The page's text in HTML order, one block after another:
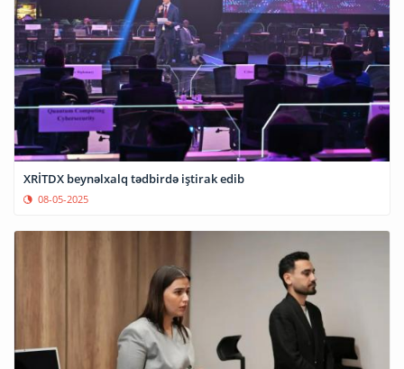
XRİTDX beynəlxalq tədbirdə iştirak edib
08-05-2025